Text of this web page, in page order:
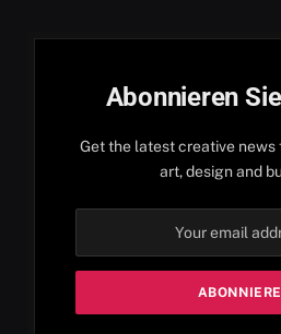
Abonnieren
Get the latest creative news
art, design and